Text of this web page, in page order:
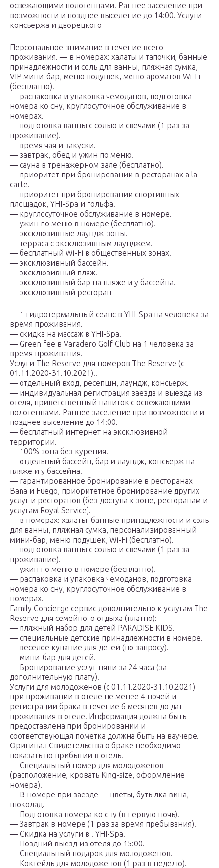
освежающими полотенцами. Раннее заселение при
возможности и позднее выселение до 14:00. Услуги
консьержа и дворецкого
Персональное внимание в течение всего
проживания. — в номерах: халаты и тапочки, банные
принадлежности и соль для ванны, пляжная сумка,
VIP мини-бар, меню подушек, меню ароматов Wi-Fi
(бесплатно).
— распаковка и упаковка чемоданов, подготовка
номера ко сну, круглосуточное обслуживание в
номерах.
— подготовка ванны с солью и свечами (1 раз за
проживание).
— время чая и закуски.
— завтрак, обед и ужин по меню.
— сауна в тренажерном зале (бесплатно).
— приоритет при бронировании в ресторанах a la
carte.
— приоритет при бронировании спортивных
площадок, YHI-Spa и гольфа.
— круглосуточное обслуживание в номере.
— ужин по меню в номере (бесплатно).
— эксклюзивные лаундж-зоны.
— терраса с эксклюзивным лаунджем.
— бесплатный Wi-Fi в общественных зонах.
— эксклюзивный бассейн.
— эксклюзивный пляж.
— эксклюзивный бар на пляже и у бассейна.
— эксклюзивный ресторан
— 1 гидротермальный сеанс в YHI-Spa на человека за
время проживания.
— скидка на массаж в YHI-Spa.
— Green fee в Varadero Golf Club на 1 человека за
время проживания.
Услуги The Reserve для номеров The Reserve (с
01.11.2020-31.10.2021)::
— отдельный вход, ресепшн, лаундж, консьерж.
— индивидуальная регистрация заезда и выезда из
отеля, приветственный напиток с освежающими
полотенцами. Раннее заселение при возможности и
позднее выселение до 14:00.
— бесплатный интернет на эксклюзивной
территории.
— 100% зона без курения.
— отдельный бассейн, бар и лаундж, консьерж на
пляже и у бассейна.
— гарантированное бронирование в ресторанах
Bana и Fuego, приоритетное бронирование других
услуг и ресторанов (без доступа к зоне, ресторанам и
услугам Royal Service).
— в номерах: халаты, банные принадлежности и соль
для ванны, пляжная сумка, персонализированный
мини-бар, меню подушек, Wi-Fi (бесплатно).
— подготовка ванны с солью и свечами (1 раз за
проживание).
— ужин по меню в номере (бесплатно).
— распаковка и упаковка чемоданов, подготовка
номера ко сну, круглосуточное обслуживание в
номерах.
Family Concierge сервис дополнительно к услугам The
Reserve для семейного отдыха (платно):
— пляжный набор для детей PARADISE KIDS.
— специальные детские принадлежности в номере.
— веселое купание для детей (по запросу).
— мини-бар для детей.
— Бронирование услуг няни за 24 часа (за
дополнительную плату).
Услуги для молодоженов (с 01.11.2020-31.10.2021)
при проживании в отеле не менее 4 ночей и
регистрации брака в течение 6 месяцев до дат
проживания в отеле. Информация должна быть
предоставлена при бронировании и
соответствующая пометка должна быть на ваучере.
Оригинал Свидетельства о браке необходимо
показать по прибытии в отель.
— Специальный номер для молодоженов
(расположение, кровать King-size, оформление
номера).
— В номере при заезде — цветы, бутылка вина,
шоколад.
— Подготовка номера ко сну (в первую ночь).
— Завтрак в номере (1 раз за время пребывания).
— Скидка на услуги в . YHI-Spa.
— Поздний выезд из отеля до 15:00.
— Специальный подарок для молодоженов.
— Коктейль для молодоженов (1 раз в неделю).